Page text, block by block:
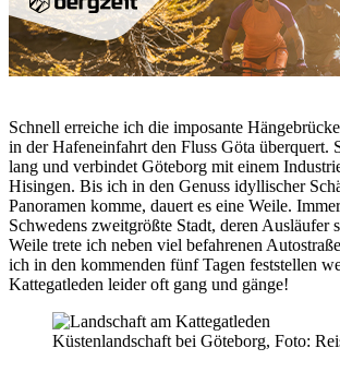
Schnell erreiche ich die imposante
in der Hafeneinfahrt den Fluss Göta überquert.
lang und verbindet Göteborg mit einem
Hisingen. Bis ich in den Genuss idyllischer
Panoramen komme, dauert es eine Weile.
Schwedens zweitgrößte Stadt, deren Ausläufer
Weile trete ich neben viel befahrenen
ich in den kommenden fünf Tagen feststellen
Kattegatleden leider oft gang und gänge!
Küstenlandschaft bei Göteborg, Foto: